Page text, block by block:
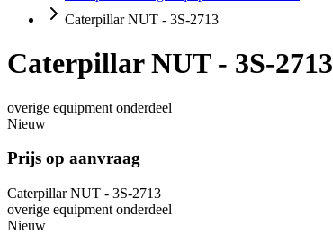
Caterpillar NUT - 3S-2713
Caterpillar NUT - 3S-2713
overige equipment onderdeel
Nieuw
Prijs op aanvraag
Caterpillar NUT - 3S-2713
overige equipment onderdeel
Nieuw